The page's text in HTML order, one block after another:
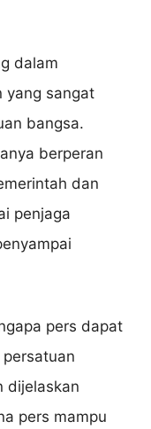
dalam
yang sangat
bangsa.
berperan
dan
penjaga
pers dapat
dijelaskan
pers mampu